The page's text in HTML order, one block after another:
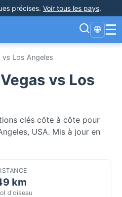
précises. Voir tous les pays.
🌐 ☰
vs Los Angeles
vs Los
clés côte à côte pour
USA. Mis à jour en
km
d'oiseau